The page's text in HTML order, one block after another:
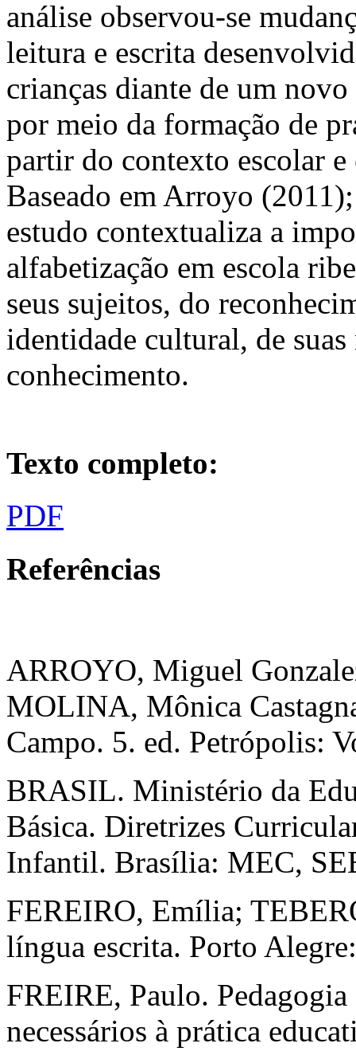
análise observou-se
leitura e escrita
crianças diante de um
por meio da formação de
partir do contexto escolar
Baseado em Arroyo
estudo contextualiza a
alfabetização em escola
seus sujeitos, do
identidade cultural, de suas
conhecimento.
Texto completo:
PDF
Referências
ARROYO, Miguel
MOLINA, Mônica
Campo. 5. ed. Petrópolis:
BRASIL. Ministério da
Básica. Diretrizes
Infantil. Brasília: MEC,
FEREIRO, Emília;
língua escrita. Porto
FREIRE, Paulo.
necessários à prática